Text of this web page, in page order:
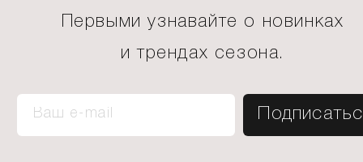
Первыми узнавайте о новинках
и трендах сезона.